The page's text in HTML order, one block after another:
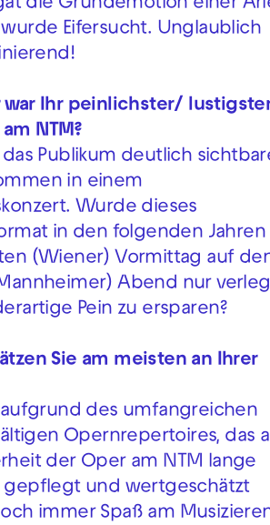
die Grundemotion einer
Eifersucht. Unglaublich
war Ihr peinlichster/
NTM?
Publikum deutlich
in einem
Wurde dieses
in den folgenden Jahren
(Wiener) Vormittag auf
Abend nur
Pein zu ersparen?
Sie am meisten an Ihrer
aufgrund des umfangreichen
Opernrepertoires, das
der Oper am NTM lange
gepflegt und wertgeschätzt
immer Spaß am